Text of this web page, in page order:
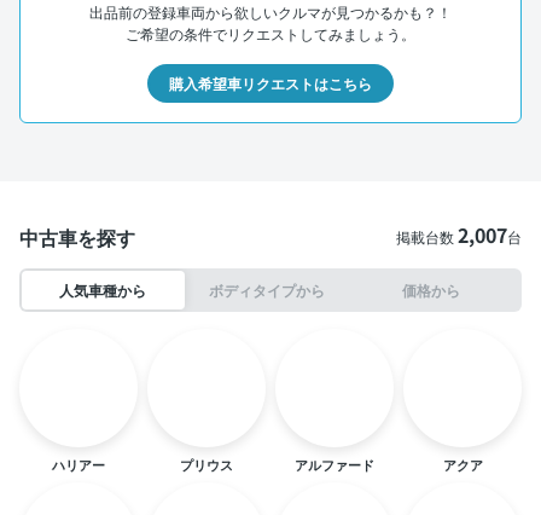
出品前の登録車両から欲しいクルマが見つかるかも？！
ご希望の条件でリクエストしてみましょう。
購入希望車リクエストはこちら
中古車を探す 掲載台数2,007台
人気車種から ボディタイプから 価格から
ハリアー プリウス アルファード アクア